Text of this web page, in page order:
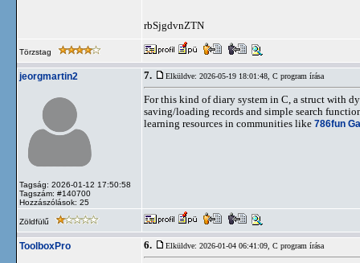
rbSjgdvnZTN
Törzstag
jeorgmartin2
Tagság: 2026-01-12 17:50:58
Tagszám: #140700
Hozzászólások: 25
7. Elküldve: 2026-05-19 18:01:48, C program írása
For this kind of diary system in C, a struct with
saving/loading records and simple search
learning resources in communities like 786fun
Zöldfülű
ToolboxPro 6. Elküldve: 2026-01-04 06:41:09, C program írása